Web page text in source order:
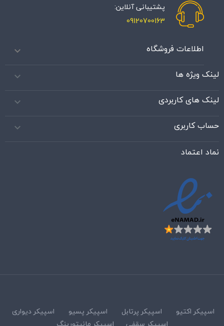
پشتیبانی آنلاین:
09120700163
اطلاعات فروشگاه 
لینک ویژه ها 
لینک های کاربردی 
حساب کاربری 
نماد اعتماد
اسپیکر اکتیو اسپیکر پرتابل اسپیکر پسیو
اسپیکر دیواری